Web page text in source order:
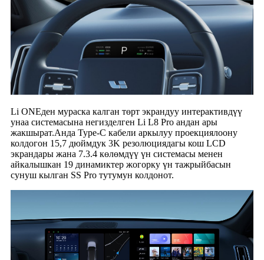
Li ONEден мураска калган төрт экрандуу интерактивдүү
унаа системасына негизделген Li L8 Pro андан ары
жакшырат.Анда Type-C кабели аркылуу проекциялоону
колдогон 15,7 дюймдук 3K резолюциядагы кош LCD
экрандары жана 7.3.4 көлөмдүү үн системасы менен
айкалышкан 19 динамиктер жогорку үн тажрыйбасын
сунуш кылган SS Pro тутумун колдонот.